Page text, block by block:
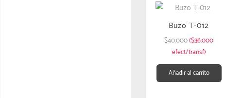
Buzo T-012
$40.000($36.000
efect/transf)
Añadir al carrito